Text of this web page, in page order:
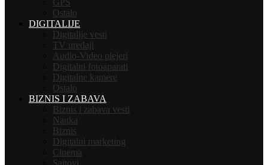
GPS
Ostalo
DIGITALIJE
Digitalije vesti
TV uređaji
Audio-Video plejeri
Digitalni fotoaparati
Digitalne kamere
Ostalo
BIZNIS I ZABAVA
Biznis i zabava vesti
Nauka
Biznis
Digitalni marketing
Cinema
Sajtovi